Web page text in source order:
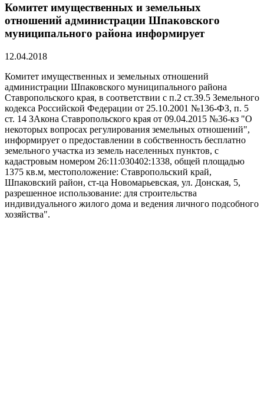
Комитет имущественных и земельных
отношений администрации Шпаковского
муниципального района информирует
12.04.2018
Комитет имущественных и земельных отношений
администрации Шпаковского муниципального района
Ставропольского края, в соответствии с п.2 ст.39.5 Земельного
кодекса Российской Федерации от 25.10.2001 №136-ФЗ, п. 5
ст. 14 ЗАкона Ставропольского края от 09.04.2015 №36-кз "О
некоторых вопросах регулирования земельных отношений",
информирует о предоставлении в собственность бесплатно
земельного участка из земель населенных пунктов, с
кадастровым номером 26:11:030402:1338, общей площадью
1375 кв.м, местоположение: Ставропольский край,
Шпаковский район, ст-ца Новомарьевская, ул. Донская, 5,
разрешенное использование: для строительства
индивидуального жилого дома и ведения личного подсобного
хозяйства".